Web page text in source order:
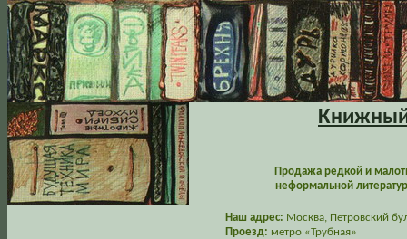
Книжный
Продажа редкой и
неформальной
Наш адрес: Москва, Петровский
Проезд: метро «Трубная»